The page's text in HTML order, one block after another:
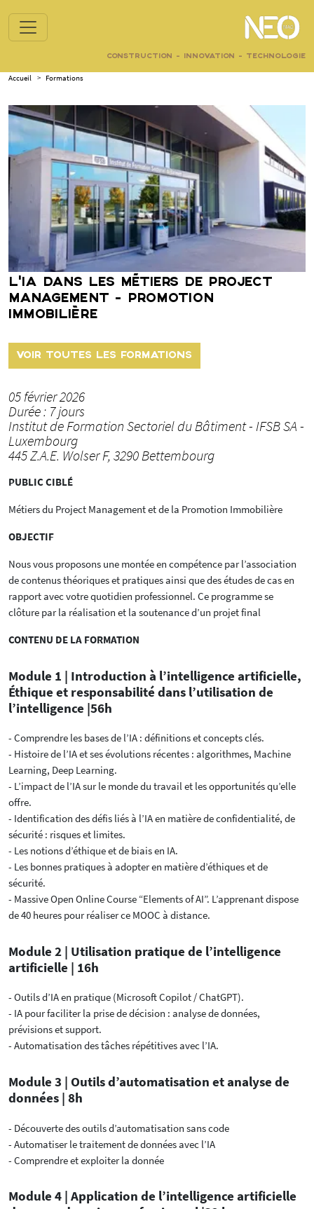
CONSTRUCTION - INNOVATION - TECHNOLOGIE
Accueil > Formations
L’IA DANS LES MÉTIERS DE PROJECT
MANAGEMENT - PROMOTION
IMMOBILIÈRE
VOIR TOUTES LES FORMATIONS
05 février 2026
Durée : 7 jours
Institut de Formation Sectoriel du Bâtiment - IFSB SA -
Luxembourg
445 Z.A.E. Wolser F, 3290 Bettembourg
PUBLIC CIBLÉ
Métiers du Project Management et de la Promotion Immobilière
OBJECTIF
Nous vous proposons une montée en compétence par l’association
de contenus théoriques et pratiques ainsi que des études de cas en
rapport avec votre quotidien professionnel. Ce programme se
clôture par la réalisation et la soutenance d’un projet final
CONTENU DE LA FORMATION
Module 1 | Introduction à l’intelligence artificielle,
Éthique et responsabilité dans l’utilisation de
l’intelligence |56h
- Comprendre les bases de l’IA : définitions et concepts clés.
- Histoire de l’IA et ses évolutions récentes : algorithmes, Machine
Learning, Deep Learning.
- L’impact de l’IA sur le monde du travail et les opportunités qu’elle
offre.
- Identification des défis liés à l’IA en matière de confidentialité, de
sécurité : risques et limites.
- Les notions d’éthique et de biais en IA.
- Les bonnes pratiques à adopter en matière d’éthiques et de
sécurité.
- Massive Open Online Course “Elements of AI”. L’apprenant dispose
de 40 heures pour réaliser ce MOOC à distance.
Module 2 | Utilisation pratique de l’intelligence
artificielle | 16h
- Outils d’IA en pratique (Microsoft Copilot / ChatGPT).
- IA pour faciliter la prise de décision : analyse de données,
prévisions et support.
- Automatisation des tâches répétitives avec l’IA.
Module 3 | Outils d’automatisation et analyse de
données | 8h
- Découverte des outils d’automatisation sans code
- Automatiser le traitement de données avec l’IA
- Comprendre et exploiter la donnée
Module 4 | Application de l’intelligence artificielle